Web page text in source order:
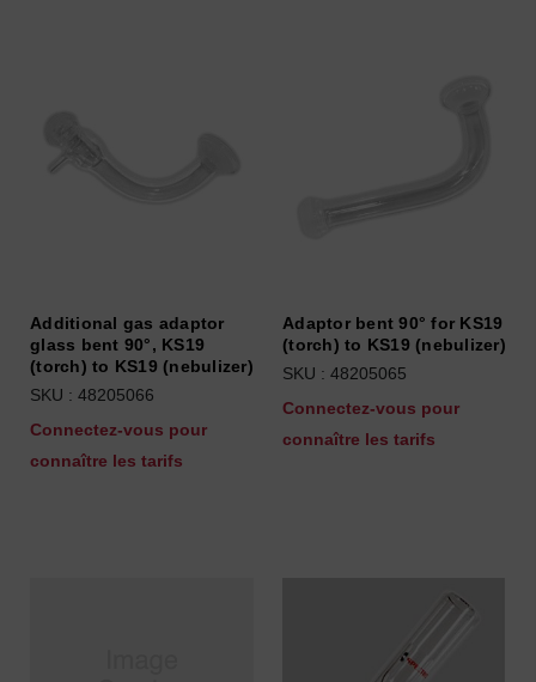
Additional gas adaptor
glass bent 90°, KS19
(torch) to KS19 (nebulizer)
SKU : 48205066
Connectez-vous pour
connaître les tarifs
Adaptor bent 90° for KS19
(torch) to KS19 (nebulizer)
SKU : 48205065
Connectez-vous pour
connaître les tarifs